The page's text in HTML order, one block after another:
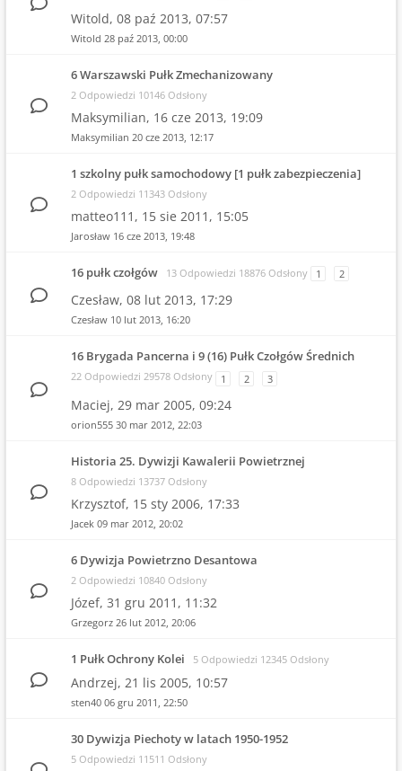
Witold, 08 paź 2013, 07:57
Witold 28 paź 2013, 00:00
6 Warszawski Pułk Zmechanizowany
2 Odpowiedzi 10146 Odsłony
Maksymilian, 16 cze 2013, 19:09
Maksymilian 20 cze 2013, 12:17
1 szkolny pułk samochodowy [1 pułk zabezpieczenia]
2 Odpowiedzi 11343 Odsłony
matteo111, 15 sie 2011, 15:05
Jarosław 16 cze 2013, 19:48
16 pułk czołgów 13 Odpowiedzi 18876 Odsłony 1 2
Czesław, 08 lut 2013, 17:29
Czesław 10 lut 2013, 16:20
16 Brygada Pancerna i 9 (16) Pułk Czołgów Średnich
22 Odpowiedzi 29578 Odsłony 1 2 3
Maciej, 29 mar 2005, 09:24
orion555 30 mar 2012, 22:03
Historia 25. Dywizji Kawalerii Powietrznej
8 Odpowiedzi 13737 Odsłony
Krzysztof, 15 sty 2006, 17:33
Jacek 09 mar 2012, 20:02
6 Dywizja Powietrzno Desantowa
2 Odpowiedzi 10840 Odsłony
Józef, 31 gru 2011, 11:32
Grzegorz 26 lut 2012, 20:06
1 Pułk Ochrony Kolei 5 Odpowiedzi 12345 Odsłony
Andrzej, 21 lis 2005, 10:57
sten40 06 gru 2011, 22:50
30 Dywizja Piechoty w latach 1950-1952
5 Odpowiedzi 11511 Odsłony